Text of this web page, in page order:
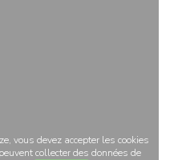
vous devez accepter les cookies
collecter des données de